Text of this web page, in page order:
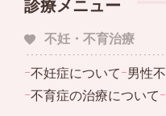
診療メニュー
不妊・不育治療
ｰ不妊症についてｰ男性
ｰ不育症の治療についてｰ